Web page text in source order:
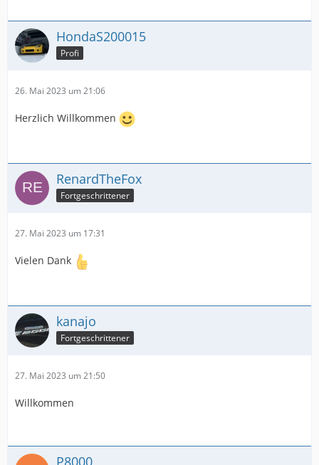
HondaS200015
Profi
26. Mai 2023 um 21:06
Herzlich Willkommen
RenardTheFox
Fortgeschrittener
27. Mai 2023 um 17:31
Vielen Dank
kanajo
Fortgeschrittener
27. Mai 2023 um 21:50
Willkommen
P8000